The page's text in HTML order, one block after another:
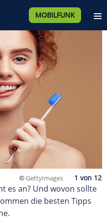
MOBILFUNK
©GettyImages
es an? Und wovon sollte
die besten Tipps